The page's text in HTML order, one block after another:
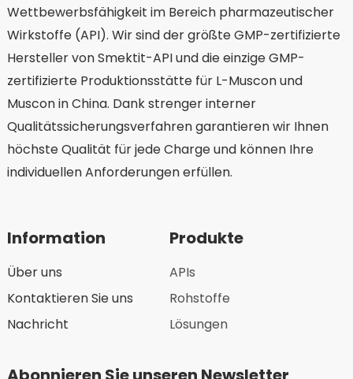
Wettbewerbsfähigkeit im Bereich pharmazeutischer
Wirkstoffe (API). Wir sind der größte GMP-zertifizierte
Hersteller von Smektit-API und die einzige GMP-
zertifizierte Produktionsstätte für L-Muscon und
Muscon in China. Dank strenger interner
Qualitätssicherungsverfahren garantieren wir Ihnen
höchste Qualität für jede Charge und können Ihre
individuellen Anforderungen erfüllen.
Information
Über uns
Kontaktieren Sie uns
Nachricht
Produkte
APIs
Rohstoffe
Lösungen